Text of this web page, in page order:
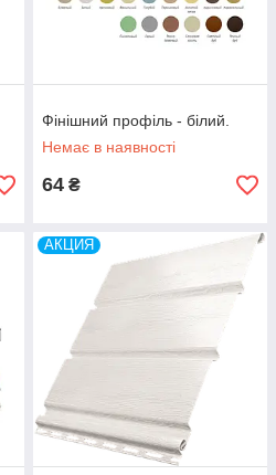
Фінішний профіль - білий.
Немає в наявності
64 ₴
АКЦИЯ